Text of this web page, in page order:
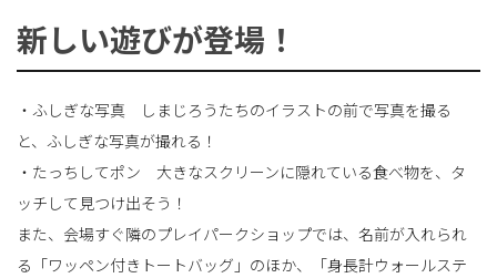
新しい遊びが登場！
・ふしぎな写真 しまじろうたちのイラストの前で写真を撮る
と、ふしぎな写真が撮れる！
・たっちしてポン 大きなスクリーンに隠れている食べ物を、タ
ッチして見つけ出そう！
また、会場すぐ隣のプレイパークショップでは、名前が入れられ
る「ワッペン付きトートバッグ」のほか、「身長計ウォールステ